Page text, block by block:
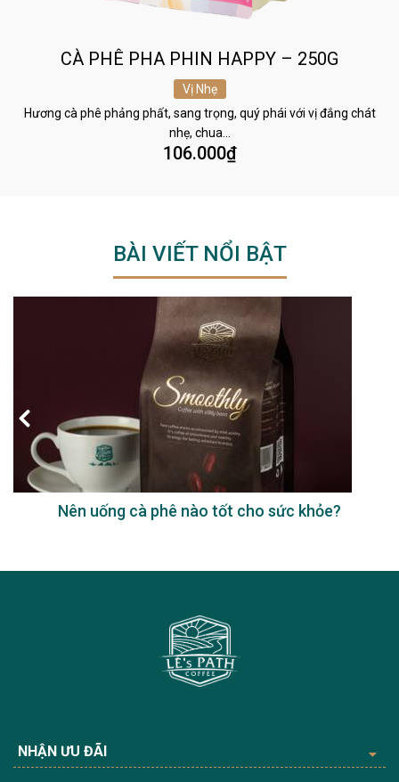
CÀ PHÊ PHA PHIN HAPPY – 250G
Vị Nhẹ
Hương cà phê phảng phất, sang trọng, quý phái với vị đắng chát
nhẹ, chua…
106.000₫
BÀI VIẾT NỔI BẬT
Nên uống cà phê nào tốt cho sức khỏe?
NHẬN ƯU ĐÃI